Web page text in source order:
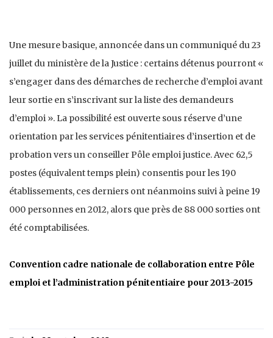
Une mesure basique, annoncée dans un communiqué du 23
juillet du ministère de la Justice : certains détenus pourront «
s’engager dans des démarches de recherche d’emploi avant
leur sortie en s’inscrivant sur la liste des demandeurs
d’emploi ». La possibilité est ouverte sous réserve d’une
orientation par les services pénitentiaires d’insertion et de
probation vers un conseiller Pôle emploi justice. Avec 62,5
postes (équivalent temps plein) consentis pour les 190
établissements, ces derniers ont néanmoins suivi à peine 19
000 personnes en 2012, alors que près de 88 000 sorties ont
été comptabilisées.
Convention cadre nationale de collaboration entre Pôle
emploi et l’administration pénitentiaire pour 2013-2015